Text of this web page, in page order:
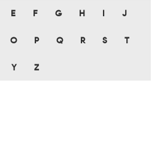
E F G H J
O P Q R S T
Y Z